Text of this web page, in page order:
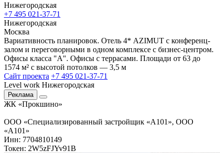
Нижегородская
+7 495 021-37-71
Нижегородская
Москва
Вариативность планировок. Отель 4* AZIMUT с конференц-
залом и переговорными в одном комплексе с бизнес-центром.
Офисы класса "А". Офисы с террасами. Площади от 63 до
1574 м² с высотой потолков — 3,5 м
Сайт проекта +7 495 021-37-71
Level work Нижегородская
Реклама
ЖК «Прокшино»
ООО «Специализированный застройщик «А101», ООО
«А101»
Инн: 7704810149
Токен: 2W5zFJYv91B